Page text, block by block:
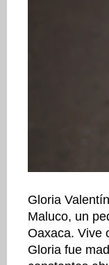
Gloria
Maluco, un
Oaxaca. Vive
Gloria fue